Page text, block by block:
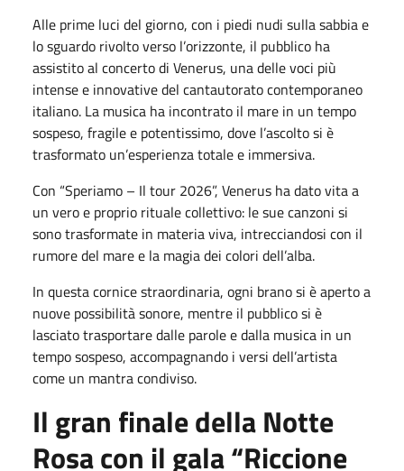
Alle prime luci del giorno, con i piedi nudi sulla sabbia e
lo sguardo rivolto verso l’orizzonte, il pubblico ha
assistito al concerto di Venerus, una delle voci più
intense e innovative del cantautorato contemporaneo
italiano. La musica ha incontrato il mare in un tempo
sospeso, fragile e potentissimo, dove l’ascolto si è
trasformato un’esperienza totale e immersiva.
Con “Speriamo – Il tour 2026”, Venerus ha dato vita a
un vero e proprio rituale collettivo: le sue canzoni si
sono trasformate in materia viva, intrecciandosi con il
rumore del mare e la magia dei colori dell’alba.
In questa cornice straordinaria, ogni brano si è aperto a
nuove possibilità sonore, mentre il pubblico si è
lasciato trasportare dalle parole e dalla musica in un
tempo sospeso, accompagnando i versi dell’artista
come un mantra condiviso.
Il gran finale della Notte
Rosa con il gala “Riccione